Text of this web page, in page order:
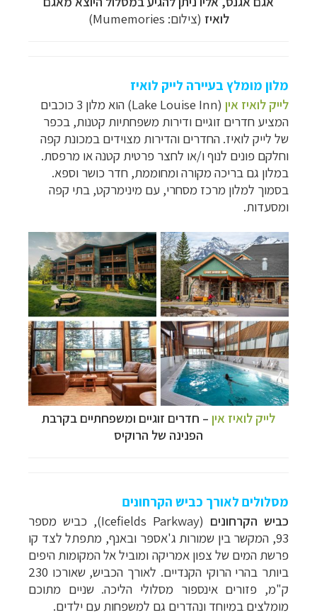
לואיז (צילום: Mumemories
)
מלון מומלץ בעיירה לייק לואיז
לייק לואיז אין (
Lake Louise Inn
) הוא מלון 3 כוכבים
המציע חדרים זוגיים ודירות משפחתיות קטנות, בכפר
של לייק לואיז. החדרים והדירות מצוידים במכונת קפה
וחלקם פונים לנוף ו/או לחצר פרטית קטנה או מרפסת.
במלון גם בריכה מקורה ומחוממת, חדר כושר וספא.
בסמוך למלון מרכז מסחרי, עם מינימרקט, בתי קפה
ומסעדות.
לייק לואיז אין – חדרים זוגיים ומשפחתיים בקרבת
הפנינה של הרוקיס
מסלולים לאורך כביש הקרחונים
כביש הקרחונים (
Icefields Parkway), כביש מספר
93, המקשר בין שמורות ג'אספר ובאנף, מתפתל לצד קו
פרשת המים של צפון אמריקה ומוביל אל המקומות היפים
ביותר בהרי הרוקי הקנדיים. לאורך הכביש, שאורכו 230
ק"מ, פזורים אינספור מסלולי הליכה. שניים מתוכם
מומלצים במיוחד ונהדרים גם למשפחות עם ילדים.